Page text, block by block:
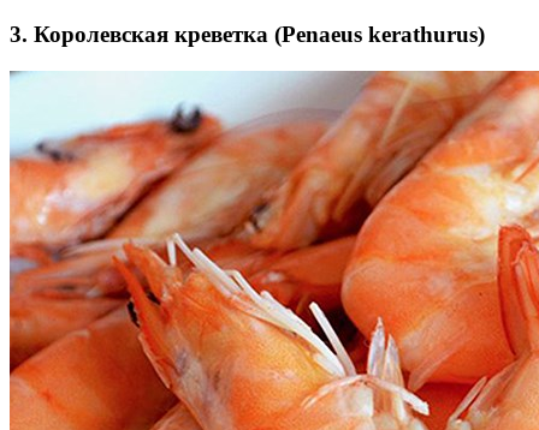
3. Королевская креветка (Penaeus kerathurus)